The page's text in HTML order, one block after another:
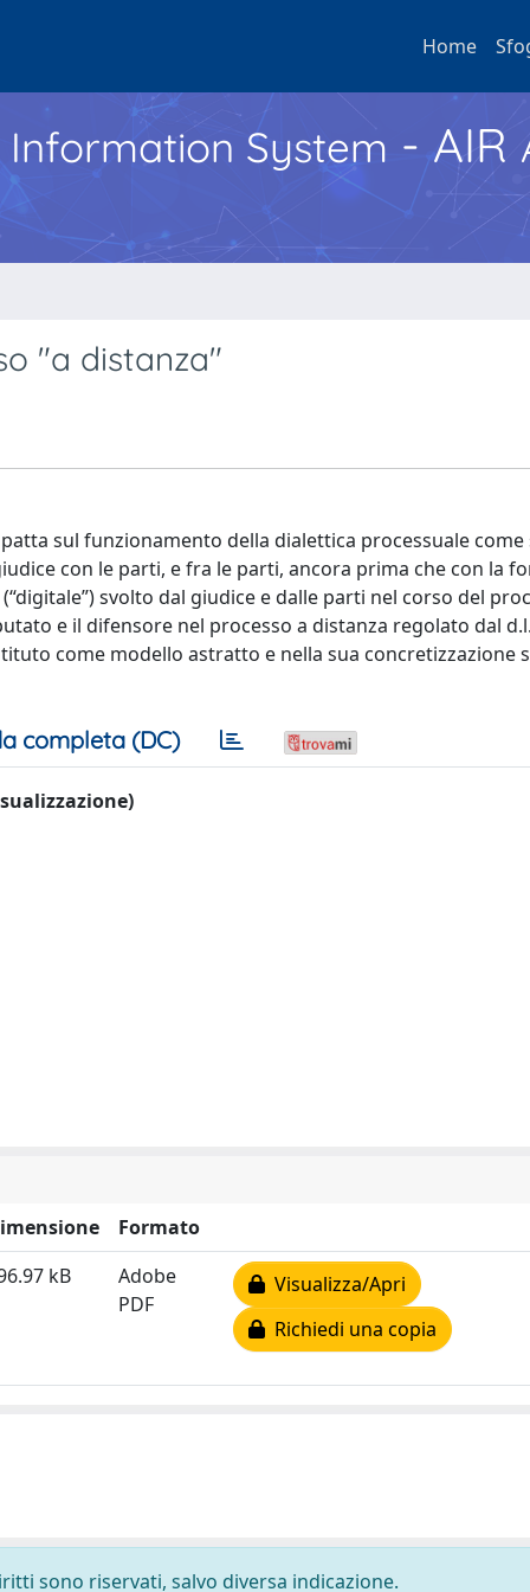
Home
System - AIR
"a distanza"
sul funzionamento della dialettica processuale
con le parti, e fra le parti, ancora prima che con la
svolto dal giudice e dalle parti nel corso del
e il difensore nel processo a distanza regolato dal
come modello astratto e nella sua concretizzazione
completa (DC)
Formato
kB
Adobe
PDF
Visualizza/Apri
Richiedi una copia
sono riservati, salvo diversa indicazione.